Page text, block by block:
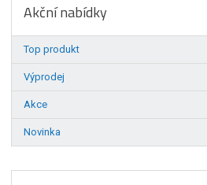
Akční nabídky
Top produkt
Výprodej
Akce
Novinka